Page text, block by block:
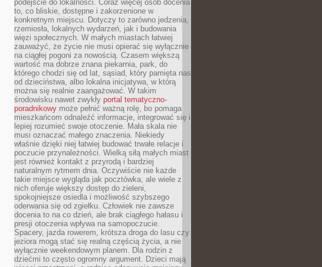
podejście do lokalności. Coraz więcej osób docenia
to, co bliskie, dostępne i zakorzenione w
konkretnym miejscu. Dotyczy to zarówno jedzenia,
rzemiosła, lokalnych wydarzeń, jak i budowania
więzi społecznych. W małych miastach łatwiej
zauważyć, że życie nie musi opierać się wyłącznie
na ciągłej pogoni za nowością. Czasem większą
wartość ma dobrze znana piekarnia, park, do
którego chodzi się od lat, sąsiad, który pamięta nas
od dzieciństwa, albo lokalna inicjatywa, w którą
można się realnie zaangażować. W takim
środowisku nawet zwykły portal tematyczno-
poradnikowy może pełnić ważną rolę, bo pomaga
mieszkańcom odnaleźć informacje, integrować się i
lepiej rozumieć swoje otoczenie. Mała skala nie
musi oznaczać małego znaczenia. Niekiedy
właśnie dzięki niej łatwiej budować trwałe relacje i
poczucie przynależności. Wielką siłą małych miast
jest również kontakt z przyrodą i bardziej
naturalnym rytmem dnia. Oczywiście nie każde
takie miejsce wygląda jak pocztówka, ale wiele z
nich oferuje większy dostęp do zieleni,
spokojniejsze osiedla i możliwość szybszego
oderwania się od zgiełku. Człowiek nie zawsze
docenia to na co dzień, ale brak ciągłego hałasu i
presji otoczenia wpływa na samopoczucie.
Spacery, jazda rowerem, krótsza droga do lasu czy
jeziora mogą stać się realną częścią życia, a nie
wyłącznie weekendowym planem. Dla rodzin z
dziećmi to często ogromny argument. Dzieci mają